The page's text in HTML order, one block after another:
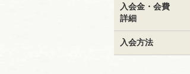
入会金・会費
詳細
入会方法